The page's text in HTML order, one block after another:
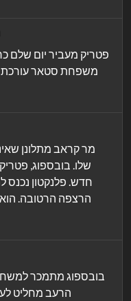
פטריק מעביר יום שלם
משפחת סטאר עורכת
מר קראב מתלונן
שלו. בובספוג, פטריק
חדש. פלנקטון
הרצפה הרטובה.
בובספוג מתמכר
הרעב מחליט